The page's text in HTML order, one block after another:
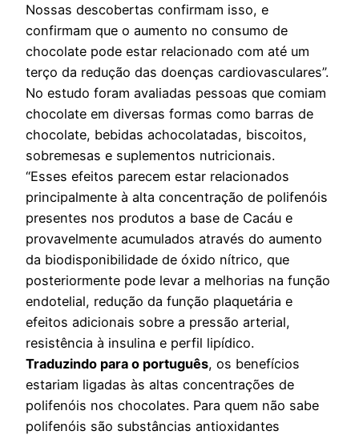
Nossas descobertas confirmam isso, e
confirmam que o aumento no consumo de
chocolate pode estar relacionado com até um
terço da redução das doenças cardiovasculares”.
No estudo foram avaliadas pessoas que comiam
chocolate em diversas formas como barras de
chocolate, bebidas achocolatadas, biscoitos,
sobremesas e suplementos nutricionais.
“Esses efeitos parecem estar relacionados
principalmente à alta concentração de polifenóis
presentes nos produtos a base de Cacáu e
provavelmente acumulados através do aumento
da biodisponibilidade de óxido nítrico, que
posteriormente pode levar a melhorias na função
endotelial, redução da função plaquetária e
efeitos adicionais sobre a pressão arterial,
resistência à insulina e perfil lipídico.
Traduzindo para o português, os benefícios
estariam ligadas às altas concentrações de
polifenóis nos chocolates. Para quem não sabe
polifenóis são substâncias antioxidantes